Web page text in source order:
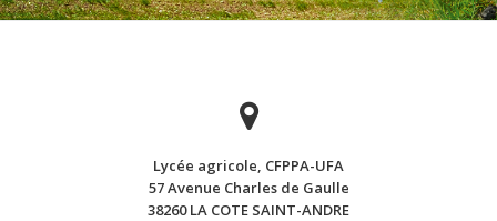
Lycée agricole, CFPPA-UFA
57 Avenue Charles de Gaulle
38260 LA COTE SAINT-ANDRE